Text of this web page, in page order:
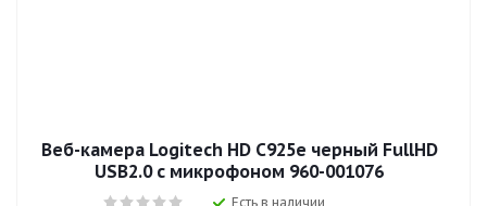
Веб-камера Logitech HD C925e черный FullHD
USB2.0 с микрофоном 960-001076
Есть в наличии